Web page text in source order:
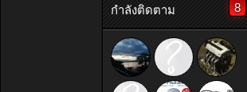
กำลังติดตาม 8